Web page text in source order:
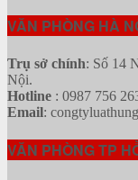
VĂN PHÒNG HÀ
Trụ sở chính: Số 14
Nội.
Hotline : 0987 756
Email:
VĂN PHÒNG TP